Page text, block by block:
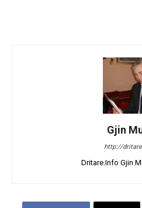
Gjin
http://
Dritare.Info Gjin